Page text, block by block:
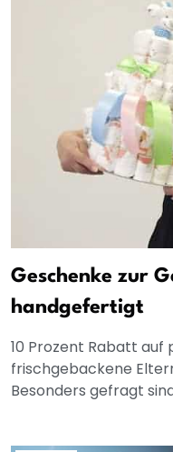
Geschenke zur
handgefertigt
10 Prozent Rabatt
frischgebackene
Besonders gefragt